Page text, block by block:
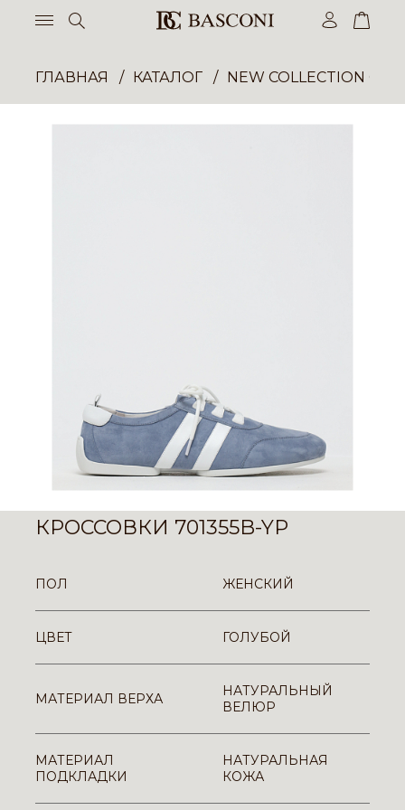
ГЛАВНАЯ КАТАЛОГ NEW COLLECTION
КРОССОВКИ 701355B-YP
ПОЛ ЖЕНСКИЙ
ЦВЕТ ГОЛУБОЙ
МАТЕРИАЛ ВЕРХА
НАТУРАЛЬНЫЙ
ВЕЛЮР
МАТЕРИАЛ
ПОДКЛАДКИ
НАТУРАЛЬНАЯ
КОЖА